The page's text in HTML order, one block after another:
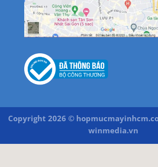
Copyright 2026 ©
winmedia.vn